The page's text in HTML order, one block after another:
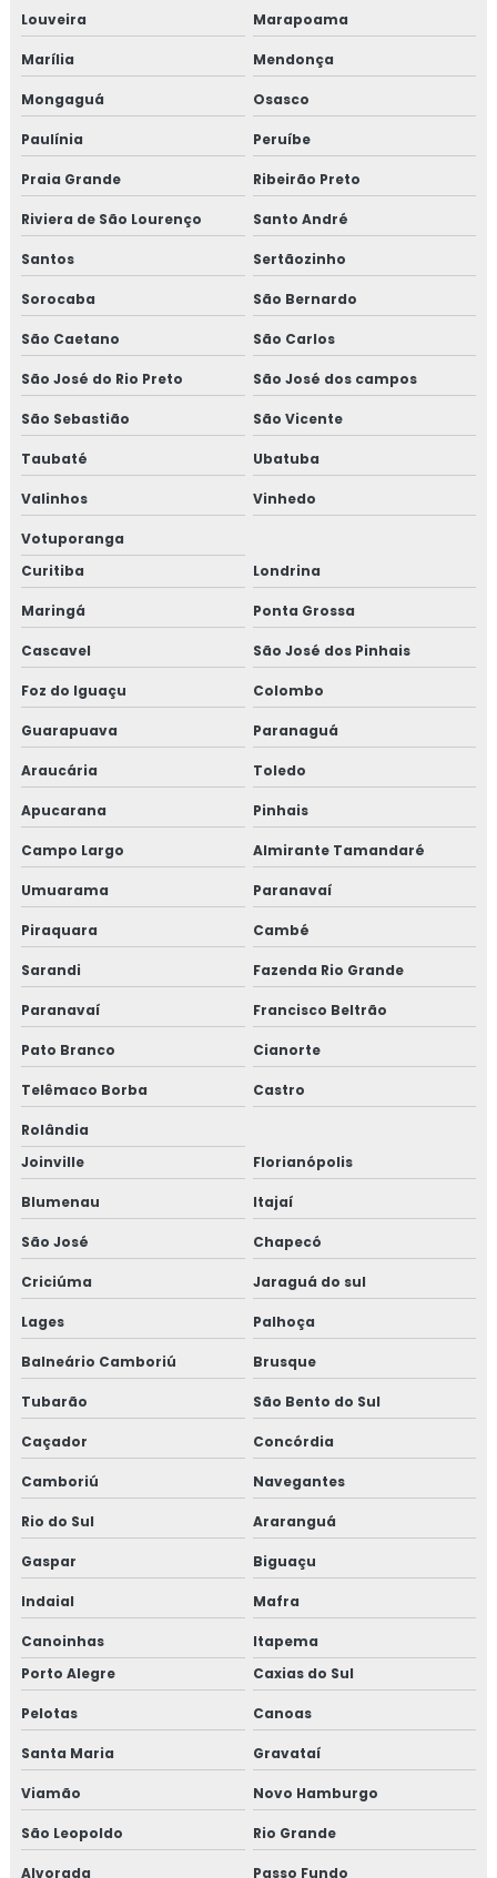
Louveira Marapoama
Marília Mendonça
Mongaguá Osasco
Paulínia Peruíbe
Praia Grande Ribeirão Preto
Riviera de São Lourenço Santo André
Santos Sertãozinho
Sorocaba São Bernardo
São Caetano São Carlos
São José do Rio Preto São José dos campos
São Sebastião São Vicente
Taubaté Ubatuba
Valinhos Vinhedo
Votuporanga
Curitiba
Londrina
Maringá Ponta Grossa
Cascavel São José dos Pinhais
Foz do Iguaçu Colombo
Guarapuava Paranaguá
Araucária Toledo
Apucarana Pinhais
Campo Largo Almirante Tamandaré
Umuarama Paranavaí
Piraquara Cambé
Sarandi Fazenda Rio Grande
Paranavaí Francisco Beltrão
Pato Branco Cianorte
Telêmaco Borba Castro
Rolândia
Joinville
Florianópolis
Blumenau Itajaí
São José Chapecó
Criciúma Jaraguá do sul
Lages Palhoça
Balneário Camboriú Brusque
Tubarão São Bento do Sul
Caçador Concórdia
Camboriú Navegantes
Rio do Sul Araranguá
Gaspar Biguaçu
Indaial Mafra
Canoinhas
Itapema
Porto Alegre
Caxias do Sul
Pelotas Canoas
Santa Maria Gravataí
Viamão Novo Hamburgo
São Leopoldo Rio Grande
Alvorada Passo Fundo